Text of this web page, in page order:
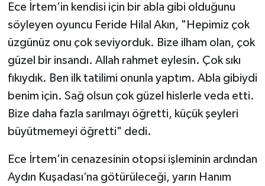
Ece İrtem’in kendisi için bir abla gibi olduğunu
söyleyen oyuncu Feride Hilal Akın, "Hepimiz çok
üzgünüz onu çok seviyorduk. Bize ilham olan, çok
güzel bir insandı. Allah rahmet eylesin. Çok sıkı
fıkıydık. Ben ilk tatilimi onunla yaptım. Abla gibiydi
benim için. Sağ olsun çok güzel hislerle veda etti.
Bize daha fazla sarılmayı öğretti, küçük şeyleri
büyütmemeyi öğretti" dedi.
Ece İrtem’in cenazesinin otopsi işleminin ardından
Aydın Kuşadası’na götürüleceği, yarın Hanım